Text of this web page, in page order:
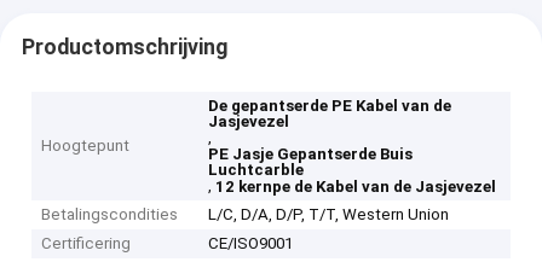
Productomschrijving
Hoogtepunt
De gepantserde PE Kabel van de
Jasjevezel
,
PE Jasje Gepantserde Buis
Luchtcarble
, 12 kernpe de Kabel van de Jasjevezel
Betalingscondities
L/C, D/A, D/P, T/T, Western Union
Certificering
CE/ISO9001